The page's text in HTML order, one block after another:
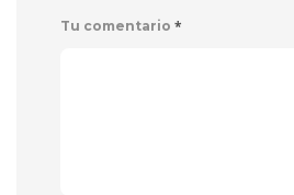
Tu comentario *